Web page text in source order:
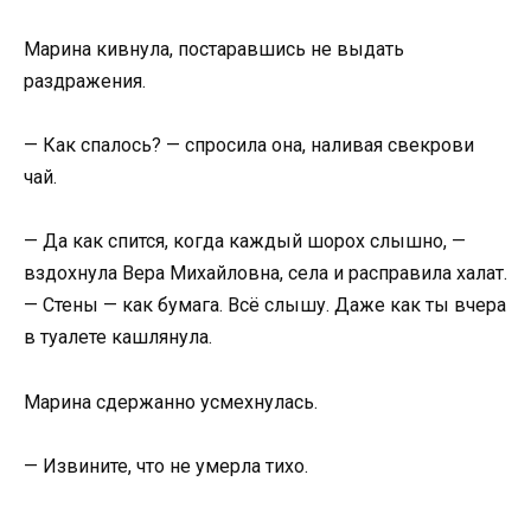
Марина кивнула, постаравшись не выдать
раздражения.
— Как спалось? — спросила она, наливая свекрови
чай.
— Да как спится, когда каждый шорох слышно, —
вздохнула Вера Михайловна, села и расправила халат.
— Стены — как бумага. Всё слышу. Даже как ты вчера
в туалете кашлянула.
Марина сдержанно усмехнулась.
— Извините, что не умерла тихо.